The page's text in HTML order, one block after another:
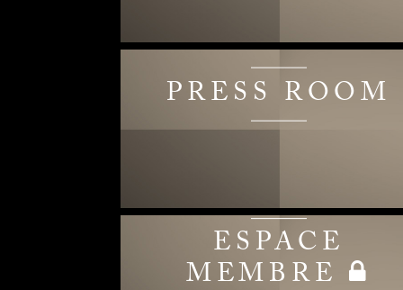
PRESS ROOM
ESPACE
MEMBRE